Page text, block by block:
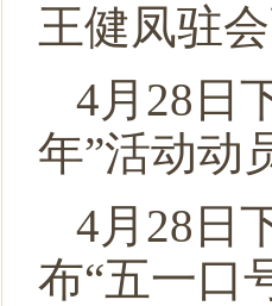
王健凤驻
4月28日
年”活动动
4月28日
布“五一口